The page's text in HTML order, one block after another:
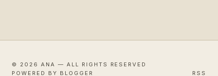
© 2026 ANA — ALL RIGHTS RESERVED
POWERED BY BLOGGER
RSS